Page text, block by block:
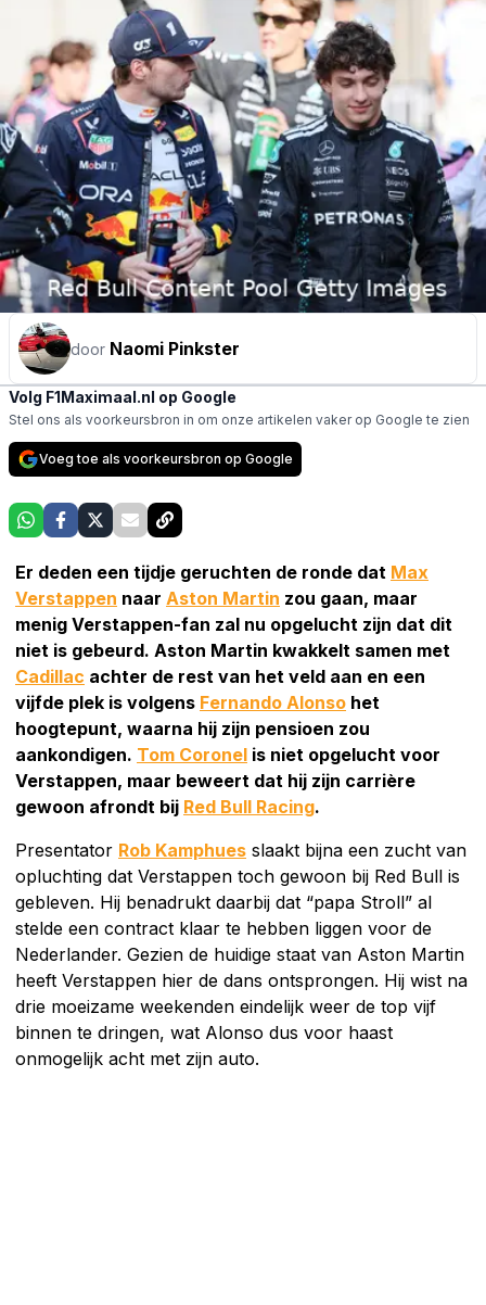
door Naomi Pinkster
Volg F1Maximaal.nl op Google
Stel ons als voorkeursbron in om onze artikelen vaker op Google te zien
Voeg toe als voorkeursbron op Google
Er deden een tijdje geruchten de ronde dat Max
Verstappen naar Aston Martin zou gaan, maar
menig Verstappen-fan zal nu opgelucht zijn dat dit
niet is gebeurd. Aston Martin kwakkelt samen met
Cadillac achter de rest van het veld aan en een
vijfde plek is volgens Fernando Alonso het
hoogtepunt, waarna hij zijn pensioen zou
aankondigen. Tom Coronel is niet opgelucht voor
Verstappen, maar beweert dat hij zijn carrière
gewoon afrondt bij Red Bull Racing.
Presentator Rob Kamphues slaakt bijna een zucht van
opluchting dat Verstappen toch gewoon bij Red Bull is
gebleven. Hij benadrukt daarbij dat “papa Stroll” al
stelde een contract klaar te hebben liggen voor de
Nederlander. Gezien de huidige staat van Aston Martin
heeft Verstappen hier de dans ontsprongen. Hij wist na
drie moeizame weekenden eindelijk weer de top vijf
binnen te dringen, wat Alonso dus voor haast
onmogelijk acht met zijn auto.